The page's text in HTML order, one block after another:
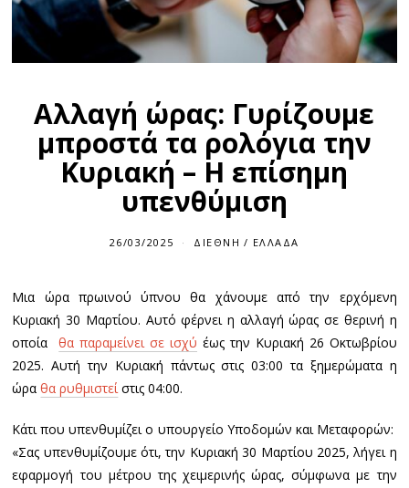
Αλλαγή ώρας: Γυρίζουμε
μπροστά τα ρολόγια την
Κυριακή – Η επίσημη
υπενθύμιση
26/03/2025 ΔΙΕΘΝΉ / ΕΛΛΆΔΑ
Μια ώρα πρωινού ύπνου θα χάνουμε από την ερχόμενη
Κυριακή 30 Μαρτίου. Αυτό φέρνει η αλλαγή ώρας σε θερινή η
οποίαθα παραμείνει σε ισχύ έως την Κυριακή 26 Οκτωβρίου
2025. Αυτή την Κυριακή πάντως στις 03:00 τα ξημερώματα η
ώραθα ρυθμιστείστις 04:00.
Κάτι που υπενθυμίζει ο υπουργείο Υποδομών και Μεταφορών:
«Σας υπενθυμίζουμε ότι, την Κυριακή 30 Μαρτίου 2025, λήγει η
εφαρμογή του μέτρου της χειμερινής ώρας, σύμφωνα με την